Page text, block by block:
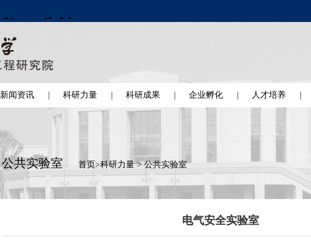
新闻资讯 科研力量 科研成果 企业孵化 人才培养
公共实验室 首页>科研力量>公共实验室
电气安全实验室